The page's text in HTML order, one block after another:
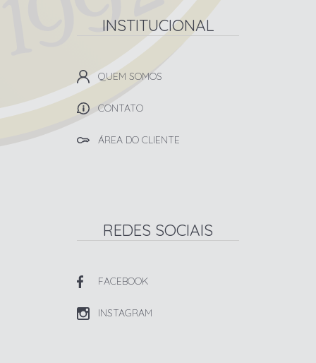
INSTITUCIONAL
QUEM SOMOS
CONTATO
ÁREA DO CLIENTE
REDES SOCIAIS
FACEBOOK
INSTAGRAM